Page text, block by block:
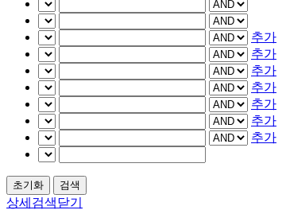
추가
추가
추가
추가
추가
추가
추가
상세검색닫기